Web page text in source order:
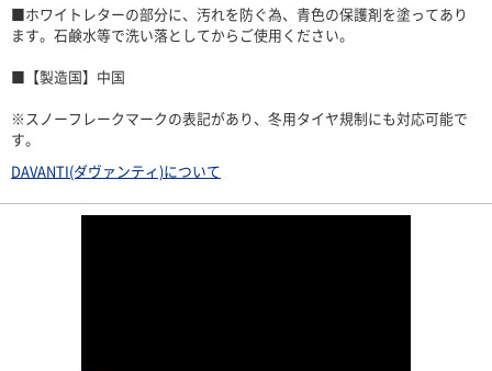
■ホワイトレターの部分に、汚れを防ぐ為、青色の保護剤を塗ってあり
ます。石鹸水等で洗い落としてからご使用ください。
■【製造国】中国
※スノーフレークマークの表記があり、冬用タイヤ規制にも対応可能で
す。
DAVANTI(ダヴァンティ)について